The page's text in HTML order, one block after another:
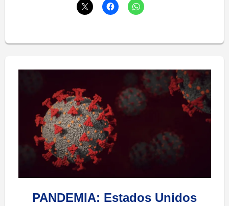
PANDEMIA: Estados Unidos